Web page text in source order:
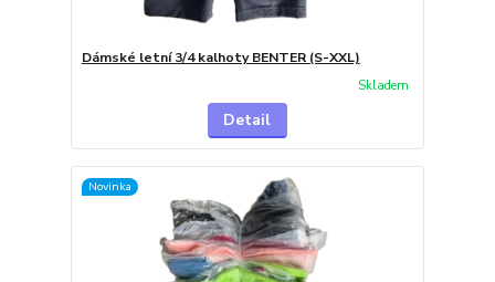
Dámské letní 3/4 kalhoty BENTER (S-XXL)
Skladem
Detail
Novinka